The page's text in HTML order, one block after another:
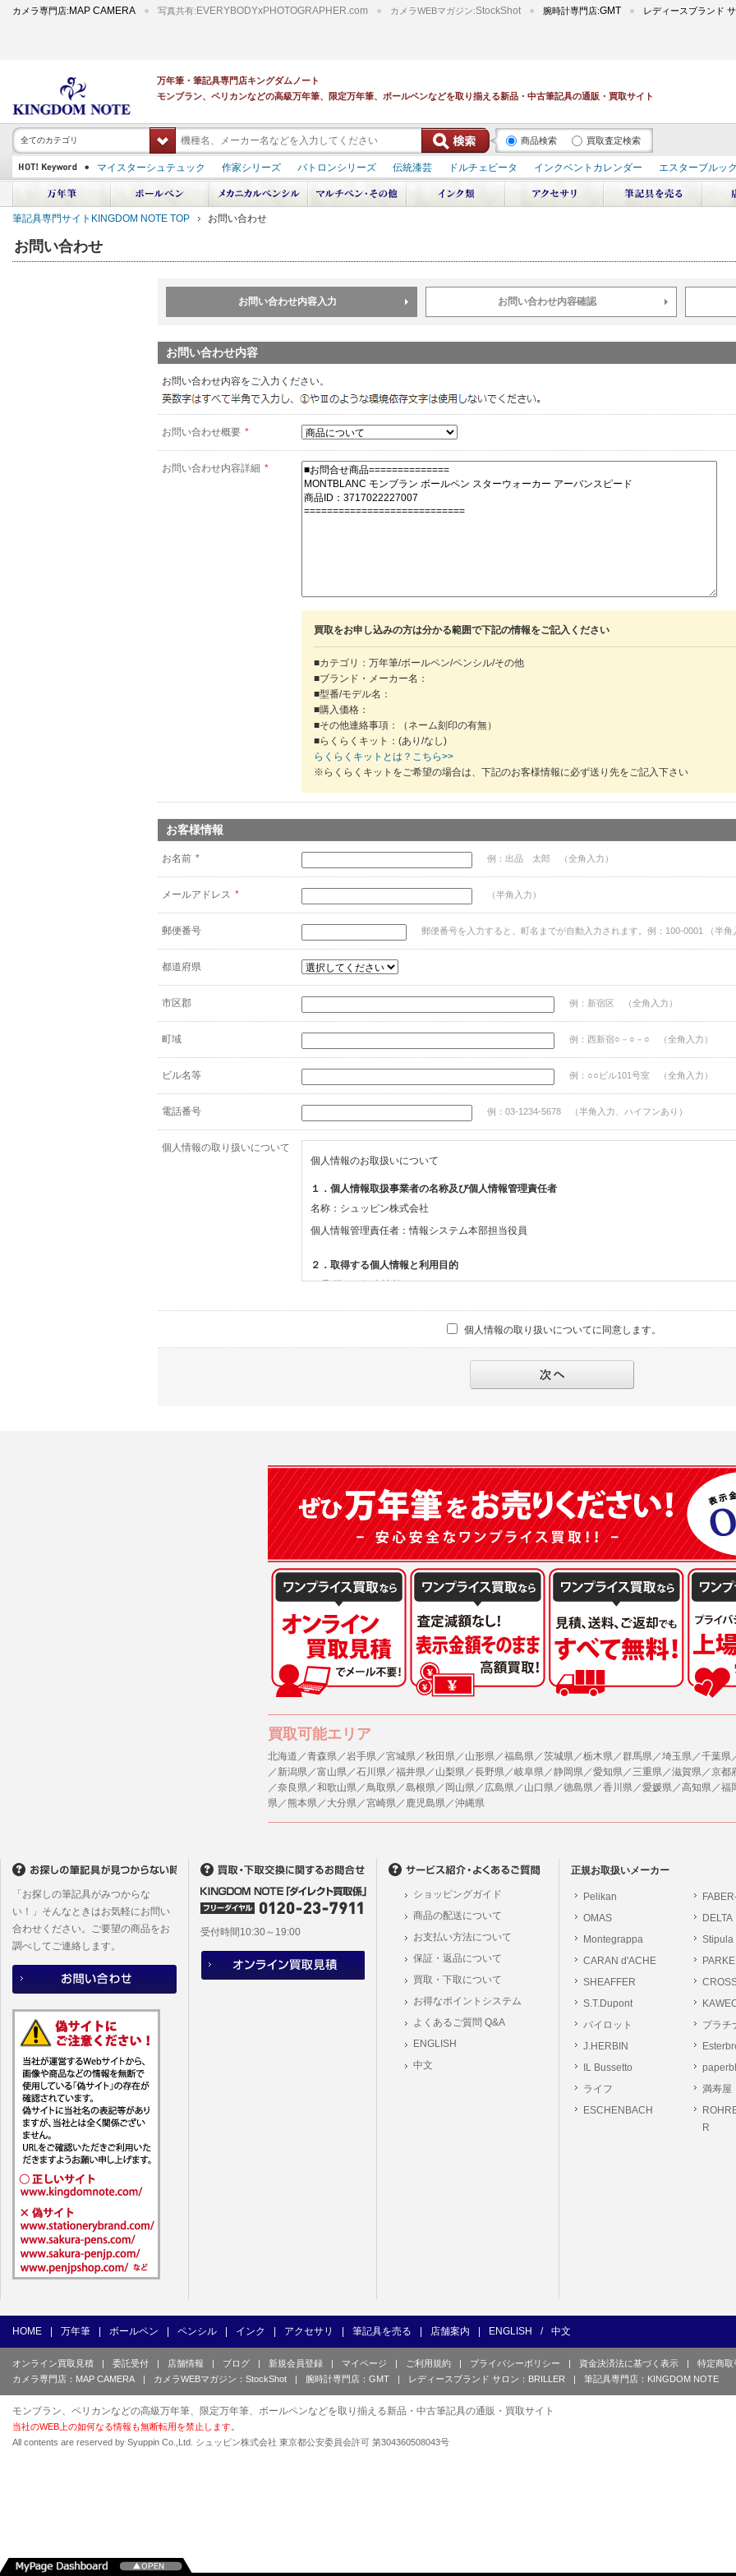
カメラ専門店: MAP CAMERA 写真共有: EVERYBODYxPHOTOGRAPHER.com カメラWEBマガジン:StockShot 腕時計専門店:GMT レディースブランド
万年筆・筆記具専門店キングダムノート
モンブラン、ペリカンなどの高級万年筆、限定万年筆、ボールペンなどを取り揃える新品・中古筆記具の通販・買取サイト
全てのカテゴリ 商品検索 買取査定検索
マイスターシュテュック 作家シリーズ パトロンシリーズ 伝統漆芸 ドルチェビータ インクベントカレンダー
エスターブルッ
スーベレーン
PILOT 蒔絵 ダイアミン ボトルインク デュポン スペース オデッセイ 輪島屋善仁 深海 エテルニタ･アヴァンティ
中屋万年筆
プラチナ 出雲 キングダムノート別注 アルマンドシモーニクラブ ペリカン オーシャンスワール 源氏物語 作家シリーズ
パトロンシリ
筆記具専門サイトKINGDOM NOTE TOP お問い合わせ
お問い合わせ
お問い合わせ内容入力 お問い合わせ内容確認
お問い合わせ内容
お問い合わせ内容をご入力ください。
お問い合わせ概要 *
お問い合わせ内容詳細 *
買取をお申し込みの方は分かる範囲で下記の情報をご記入ください
■カテゴリ：万年筆/ボールペン/ペンシル/その他
■ブランド・メーカー名：
■型番/モデル名：
■購入価格：
■その他連絡事項：（ネーム刻印の有無）
■らくらくキット：(あり/なし)
らくらくキットとは？こちら>>
※らくらくキットをご希望の場合は、下記のお客様情報に必ず送り先をご記入下さい
お客様情報
お名前 * 例：出品 太郎 （全角入力）
メールアドレス * （半角入力）
郵便番号 郵便番号を入力すると、町名までが自動入力されます。例：100-0001 （半角
都道府県
市区郡 例：新宿区 （全角入力）
町域 例：西新宿○－○－○ （全角入力）
ビル名等 例：○○ビル101号室 （全角入力）
電話番号 例：03-1234-5678 （半角入力、ハイフンあり）
個人情報の取り扱いについて
個人情報のお取扱いについて
１．個人情報取扱事業者の名称及び個人情報管理責任者
名称：シュッピン株式会社
個人情報管理責任者：情報システム本部担当役員
２．取得する個人情報と利用目的
(1)取得する個人情報
・お問合せへの対応のため
(2)法令等により開示を求められた場合。
(3)ご本人または公衆の生命、身体又は財産の保護のために必要がある場合であって、本人の同
(4)国の機関若しくは地方公共団体又はその委託を受けた者が法令の定める事務を遂行すること
本人の同意を得ることにより当該事務の遂行に支障を及ぼすおそれがあるとき。
(5)業務を円滑に進めるために、外部業者に個人データの一部又は全部の処理を委託する場合（
の安全管理が図られるように、委託先に対する必要かつ適切な監督を行ないます）。
当社への個人情報の提供はお客様の任意ですが、必要な個人情報をご提供いただけない場合、
ますのでご了承下さい。
５．ご本人が容易に知覚できない方法による個人情報の取得
当社ホームページでは、利用者が当社ホームページに再訪問される際、より便利に当社ホーム
また利用者の統計的分析のため、または掲載された広告にクッキーを使用する場合があります。
６．個人情報に関するお問合せ対応
(1)当社は、当社の保有する個人データに関し、ご本人から利用目的の通知，開示，内容の訂正
者への提供の停止の請求などがあれば、ご本人の確認をさせていただいた上で、速やかに対応
するご質問、ご相談にも対応いたします。尚、シュッピン会員のお客様は、当社が保有する個
があります。
シュッピン株式会
個人情報の取り扱いについてに同意します。
買取可能エリア
北海道／青森県／岩手県／宮城県／秋田県／山形県／福島県／茨城県／栃木県／群馬県／埼玉県／千葉県
／新潟県／富山県／石川県／福井県／山梨県／長野県／岐阜県／静岡県／愛知県／三重県／滋賀県／京都
／奈良県／和歌山県／鳥取県／島根県／岡山県／広島県／山口県／徳島県／香川県／愛媛県／高知県／福
県／熊本県／大分県／宮崎県／鹿児島県／沖縄県
正規お取扱いメーカー
Pelikan
OMAS
DELTA
Montegrappa
Stipula
CARAN d'ACHE
SHEAFFER
S.T.Dupont
パイロット
プラチ
J.HERBIN
IL Bussetto
ライフ
満寿屋
ESCHENBACH
R
「お探しの筆記具がみつからな
い！」そんなときはお気軽にお問い
合わせください。ご要望の商品をお
調べしてご連絡します。
受付時間10:30～19:00
ショッピングガイド
商品の配送について
お支払い方法について
保証・返品について
買取・下取について
お得なポイントシステム
よくあるご質問 Q&A
ENGLISH
中文
HOME 万年筆 ボールペン ペンシル インク アクセサリ 筆記具を売る 店舗案内 ENGLISH / 中文
オンライン買取見積 | 委託受付 | 店舗情報 | ブログ | 新規会員登録 | マイページ | ご利用規約 | プライバシーポリシー | 資金決済法に基づく表示 |
特定商取
カメラ専門店：MAP CAMERA
| カメラWEBマガジン：StockShot | 腕時計専門店：GMT | レディースブランド サロン：BRILLER | 筆記具専門店：KINGDOM NOTE
モンブラン、ペリカンなどの高級万年筆、限定万年筆、ボールペンなどを取り揃える新品・中古筆記具の通販・買取サイト
当社のWEB上の如何なる情報も無断転用を禁止します。
All contents are reserved by Syuppin Co.,Ltd. シュッピン株式会社 東京都公安委員会許可 第304360508043号